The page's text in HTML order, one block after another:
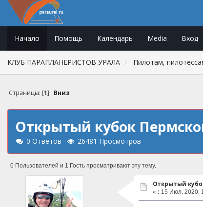
Начало Помощь Календарь Media Вход
КЛУБ ПАРАПЛАНЕРИСТОВ УРАЛА Пилотам,
Страницы: [1] Вниз
Открытый кубок
0 Ответов 26481 Просмотров
0 Пользователей и 1 Гость просматривают эту тему.
Открытый
« : 15 Июл. 2020,